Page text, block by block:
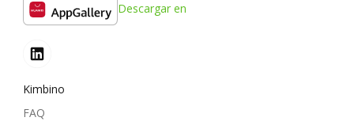
Descargar en
Kimbino
FAQ